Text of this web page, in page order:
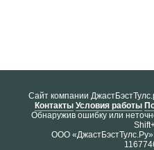
Cайт компании
Контакты Условия работы
Обнаружив ошибку или
ООО